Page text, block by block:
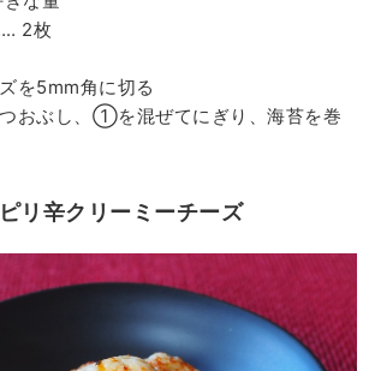
2枚
を5mm角に切る
おぶし、①を混ぜてにぎり、海苔を巻
リ辛クリーミーチーズ